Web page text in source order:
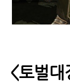
<토벌대